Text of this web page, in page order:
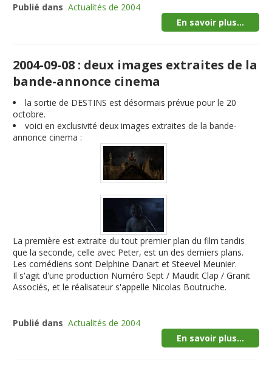
Publié dans Actualités de 2004
En savoir plus...
2004-09-08 : deux images extraites de la
bande-annonce cinema
la sortie de DESTINS est désormais prévue pour le 20
octobre.
voici en exclusivité deux images extraites de la bande-
annonce cinema :
La première est extraite du tout premier plan du film tandis
que la seconde, celle avec Peter, est un des derniers plans.
Les comédiens sont Delphine Danart et Steevel Meunier.
Il s'agit d'une production Numéro Sept / Maudit Clap / Granit
Associés, et le réalisateur s'appelle Nicolas Boutruche.
Publié dans Actualités de 2004
En savoir plus...